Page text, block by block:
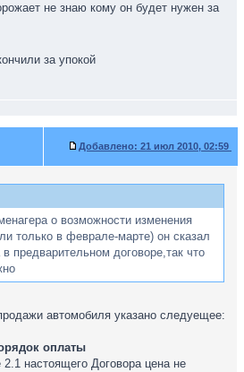
не знаю кому он будет нужен за
за упокой
Добавлено: 21 июл 2010, 02:59
о возможности изменения
только в феврале-марте) он сказал
предварительном договоре,так что
автомобиля указано следуещее:
оплаты
2.1 настоящего Договора цена не